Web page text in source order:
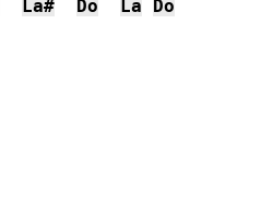
La# Do La
Do